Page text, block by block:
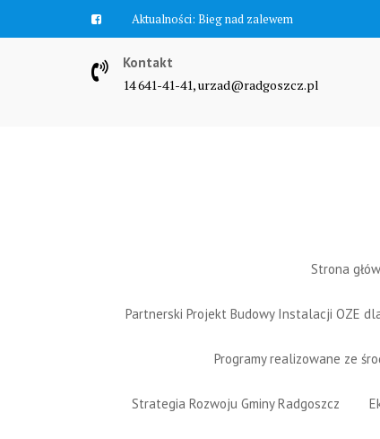
Aktualności: Zawyją syreny
Kontakt
14 641-41-41, urzad@radgoszcz.pl
Strona
Partnerski Projekt Budowy Instalacji OZE
Programy realizowane ze
Strategia Rozwoju Gminy Radgoszcz